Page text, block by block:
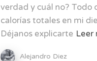
verdad y cuál no? Todo
calorías totales en mi
Déjanos explicarte
Alejandro Diez